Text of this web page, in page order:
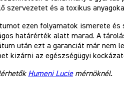
szervezetet és a toxikus
ezen folyamatok ismerete és
határérték alatt marad. A
után ezt a garanciát már nem
kizárni az egészségügyi
Humeni Luciemérnöknél.